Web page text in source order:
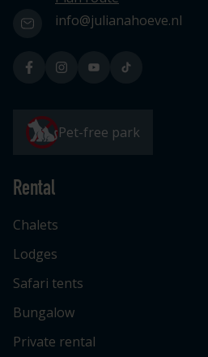
info@julianahoeve.nl
Pet-free park
Rental
Chalets
Lodges
Safari tents
Bungalow
Private rental